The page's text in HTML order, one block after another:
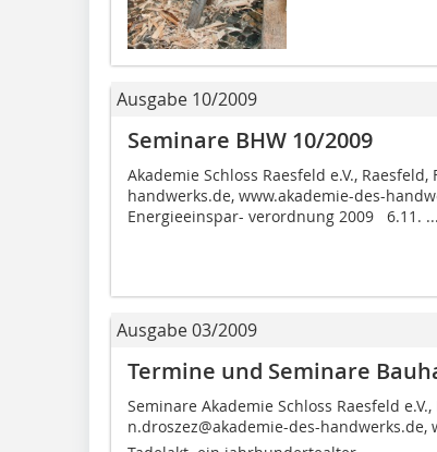
Ausgabe 10/2009
Seminare BHW 10/2009
Akademie Schloss Raesfeld e.V.,
handwerks.de, www.akademie-des-
Energieeinspar- verordnung 2009 6.11. ...
Ausgabe 03/2009
Termine und Seminare
Seminare Akademie Schloss Raesfeld
n.droszez@akademie-des-